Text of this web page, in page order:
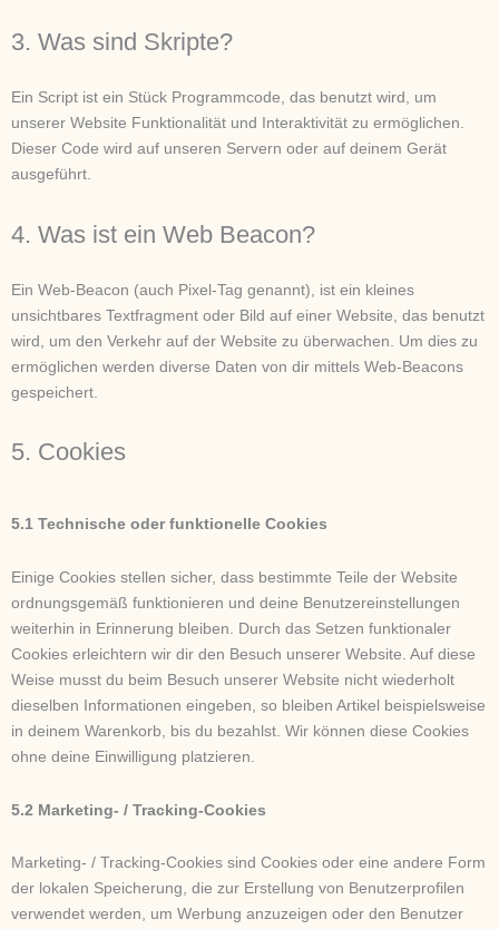
3. Was sind Skripte?
Ein Script ist ein Stück Programmcode, das benutzt wird, um
unserer Website Funktionalität und Interaktivität zu ermöglichen.
Dieser Code wird auf unseren Servern oder auf deinem Gerät
ausgeführt.
4. Was ist ein Web Beacon?
Ein Web-Beacon (auch Pixel-Tag genannt), ist ein kleines
unsichtbares Textfragment oder Bild auf einer Website, das benutzt
wird, um den Verkehr auf der Website zu überwachen. Um dies zu
ermöglichen werden diverse Daten von dir mittels Web-Beacons
gespeichert.
5. Cookies
5.1 Technische oder funktionelle Cookies
Einige Cookies stellen sicher, dass bestimmte Teile der Website
ordnungsgemäß funktionieren und deine Benutzereinstellungen
weiterhin in Erinnerung bleiben. Durch das Setzen funktionaler
Cookies erleichtern wir dir den Besuch unserer Website. Auf diese
Weise musst du beim Besuch unserer Website nicht wiederholt
dieselben Informationen eingeben, so bleiben Artikel beispielsweise
in deinem Warenkorb, bis du bezahlst. Wir können diese Cookies
ohne deine Einwilligung platzieren.
5.2 Marketing- / Tracking-Cookies
Marketing- / Tracking-Cookies sind Cookies oder eine andere Form
der lokalen Speicherung, die zur Erstellung von Benutzerprofilen
verwendet werden, um Werbung anzuzeigen oder den Benutzer